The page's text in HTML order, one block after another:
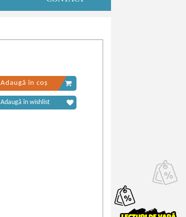
Adaugă în coș
Adaugă în wishlist